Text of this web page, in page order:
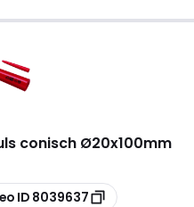
conisch Ø20x100mm
ID 8039637